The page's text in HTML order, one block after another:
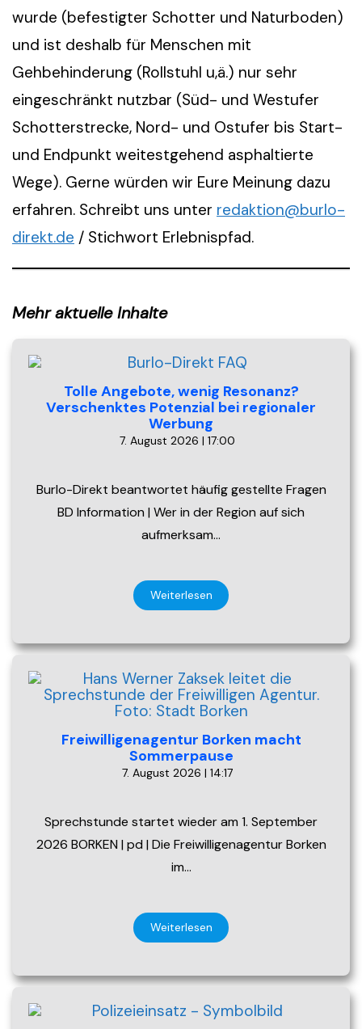
wurde (befestigter Schotter und Naturboden)
und ist deshalb für Menschen mit
Gehbehinderung (Rollstuhl u,ä.) nur sehr
eingeschränkt nutzbar (Süd- und Westufer
Schotterstrecke, Nord- und Ostufer bis Start-
und Endpunkt weitestgehend asphaltierte
Wege). Gerne würden wir Eure Meinung dazu
erfahren. Schreibt uns unter redaktion@burlo-
direkt.de / Stichwort Erlebnispfad.
Mehr aktuelle Inhalte
Tolle Angebote, wenig Resonanz?
Verschenktes Potenzial bei regionaler
Werbung
7. August 2026 | 17:00
Burlo-Direkt beantwortet häufig gestellte Fragen
BD Information | Wer in der Region auf sich
aufmerksam…
Weiterlesen
Freiwilligenagentur Borken macht
Sommerpause
7. August 2026 | 14:17
Sprechstunde startet wieder am 1. September
2026 BORKEN | pd | Die Freiwilligenagentur Borken
im…
Weiterlesen